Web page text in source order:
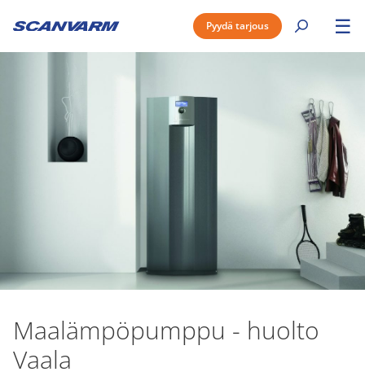
Pyydä tarjous ☰
Maalämpöpumppu - huolto
Vaala